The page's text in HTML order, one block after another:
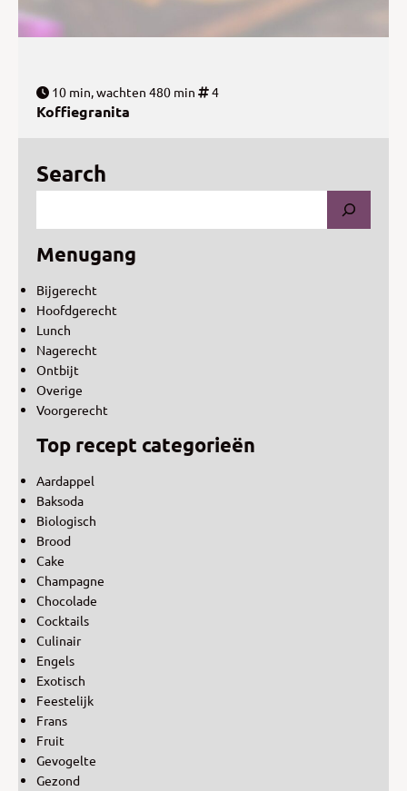
10 min, wachten 480 min 4
Koffiegranita
Search
Menugang
Bijgerecht
Hoofdgerecht
Lunch
Nagerecht
Ontbijt
Overige
Voorgerecht
Top recept categorieën
Aardappel
Baksoda
Biologisch
Brood
Cake
Champagne
Chocolade
Cocktails
Culinair
Engels
Exotisch
Feestelijk
Frans
Fruit
Gevogelte
Gezond